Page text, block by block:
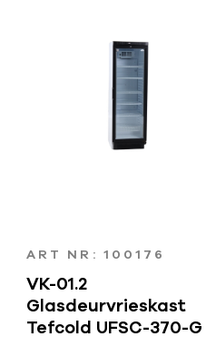
ART NR: 100176
VK-01.2
Glasdeurvrieskast
Tefcold UFSC-370-G